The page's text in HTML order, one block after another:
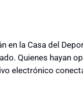
en la Casa del
Quienes hayan
electrónico